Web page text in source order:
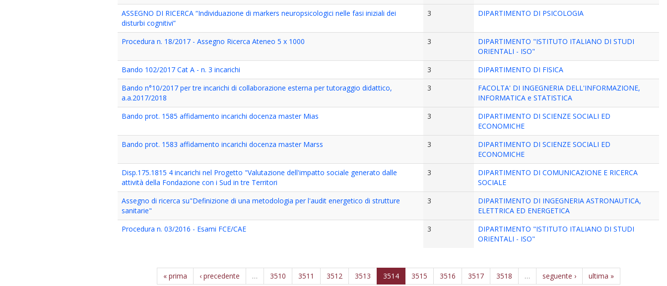
ASSEGNO DI RICERCA “Individuazione di markers neuropsicologici nelle fasi iniziali dei
disturbi cognitivi”
3 DIPARTIMENTO DI PSICOLOGIA
Procedura n. 18/2017 - Assegno Ricerca Ateneo 5 x 1000 3
DIPARTIMENTO "ISTITUTO ITALIANO DI STUDI
ORIENTALI - ISO"
Bando 102/2017 Cat A - n. 3 incarichi
3
DIPARTIMENTO DI FISICA
Bando n°10/2017 per tre incarichi di collaborazione esterna per tutoraggio didattico,
a.a.2017/2018
3
FACOLTA' DI INGEGNERIA DELL'INFORMAZIONE,
INFORMATICA e STATISTICA
Bando prot. 1585 affidamento incarichi docenza master Mias
3
DIPARTIMENTO DI SCIENZE SOCIALI ED
ECONOMICHE
Bando prot. 1583 affidamento incarichi docenza master Marss
3
DIPARTIMENTO DI SCIENZE SOCIALI ED
ECONOMICHE
Disp.175.1815 4 incarichi nel Progetto "Valutazione dell'impatto sociale generato dalle
attività della Fondazione con i Sud in tre Territori
3
DIPARTIMENTO DI COMUNICAZIONE E RICERCA
SOCIALE
Assegno di ricerca su"Definizione di una metodologia per l'audit energetico di strutture
sanitarie"
3
DIPARTIMENTO DI INGEGNERIA ASTRONAUTICA,
ELETTRICA ED ENERGETICA
Procedura n. 03/2016 - Esami FCE/CAE
3
DIPARTIMENTO "ISTITUTO ITALIANO DI STUDI
ORIENTALI - ISO"
« prima ‹ precedente … 3510 3511 3512 3513 3514 3515 3516 3517 3518 … seguente › ultima »